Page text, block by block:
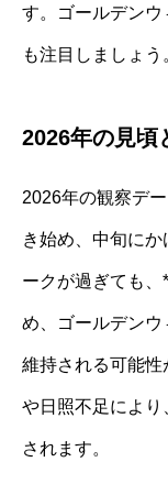
す。ゴールデンウ
も注目しましょう
2026年の見頃
2026年の観察デ
き始め、中旬に
ークが過ぎても
め、ゴールデン
維持される可能
や日照不足によ
されます。